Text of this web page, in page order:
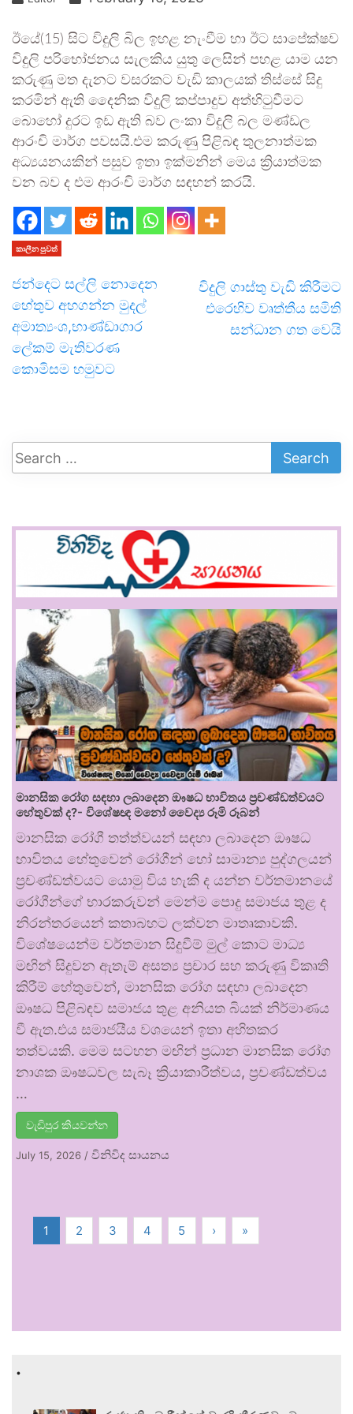
ඊයේ(15) සිට විදුලි බිල ඉහළ නැංවීම හා ඊට සාපේක්ෂව
විදුලි පරිභෝජනය සැලකිය යුතු ලෙසින් පහළ යාම යන
කරුණු මත දැනට වසරකට වැඩි කාලයක් තිස්සේ සිදු
කරමින් ඇති දෛනික විදුලි කප්පාදුව අත්හිටුවීමට
බොහෝ දුරට ඉඩ ඇති බව ලංකා විදුලි බල මණ්ඩල
ආරංචි මාර්ග පවසයි.එම කරුණු පිළිබඳ තුලනාත්මක
අධ්‍යයනයකින් පසුව ඉතා ඉක්මනින් මෙය ක්‍රියාත්මක
වන බව ද එම ආරංචි මාර්ග සඳහන් කරයි.
කාලීන පුවත්
ජන්දෙට සල්ලි නොදෙන
හේතුව අහගන්න මුදල්
අමාත්‍යංශ,භාණ්ඩාගාර
ලේකම් මැතිවරණ
කොමිසම හමුවට
විදුලි ගාස්තු වැඩි කිරීමට
එරෙහිව වෘත්තීය සමිති
සන්ධාන ගත වෙයි
මානසික රෝග සඳහා ලබාදෙන ඖෂධ භාවිතය ප්‍රචණ්ඩත්වයට
හේතුවක් ද?- විශේෂඥ මනෝ වෛද්‍ය රූමි රූබන්
මානසික රෝගී තත්ත්වයන් සඳහා ලබාදෙන ඖෂධ
භාවිතය හේතුවෙන් රෝගීන් හෝ සාමාන්‍ය පුද්ගලයන්
ප්‍රචණ්ඩත්වයට යොමු විය හැකි ද යන්න වර්තමානයේ
රෝගීන්ගේ භාරකරුවන් මෙන්ම පොදු සමාජය තුළ ද
නිරන්තරයෙන් කතාබහට ලක්වන මාතෘකාවකි.
විශේෂයෙන්ම වර්තමාන සිදුවීම් මුල් කොට මාධ්‍ය
මඟින් සිදුවන ඇතැම් අසත්‍ය ප්‍රචාර සහ කරුණු විකෘති
කිරීම් හේතුවෙන්, මානසික රෝග සඳහා ලබාදෙන
ඖෂධ පිළිබඳව සමාජය තුළ අනියත බියක් නිර්මාණය
වී ඇත.එය සමාජයීය වශයෙන් ඉතා අහිතකර
තත්වයකි. මෙම සටහන මඟින් ප්‍රධාන මානසික රෝග
නාශක ඖෂධවල සැබෑ ක්‍රියාකාරීත්වය, ප්‍රචණ්ඩත්වය
…
වැඩිපුර කියවන්න
July 15, 2026 / විනිවිද සායනය
1 2 3 4 5 › »
.